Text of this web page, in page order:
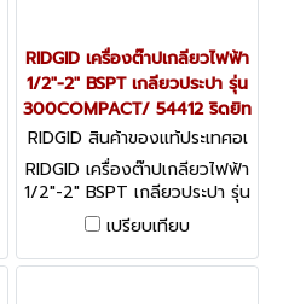
RIDGID เครื่องต๊าปเกลียวไฟฟ้า
1/2"-2" BSPT เกลียวประปา รุ่น
300COMPACT/ 54412 ริดยิท
RIDGID สินค้าของแท้ประเทศอเ
มริกา 300 COMPACT BSPT
(54412)
RIDGID เครื่องต๊าปเกลียวไฟฟ้า
1/2"-2" BSPT เกลียวประปา รุ่น
300COMPACT/ 54412 ริ
ดยิท
เปรียบเทียบ